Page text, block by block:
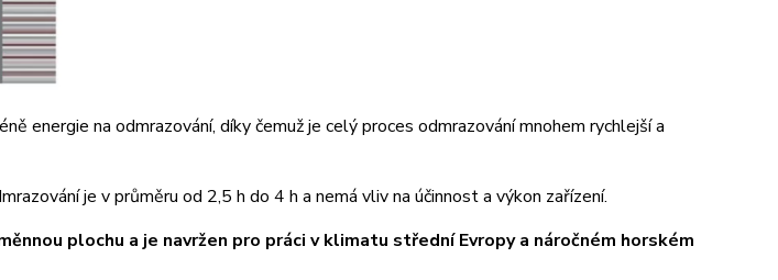
energie na odmrazování, díky čemuž je celý proces odmrazování mnohem rychlejší a
je v průměru od 2,5 h do 4 h a nemá vliv na účinnost a výkon zařízení.
plochu a je navržen pro práci v klimatu střední Evropy a náročném horském